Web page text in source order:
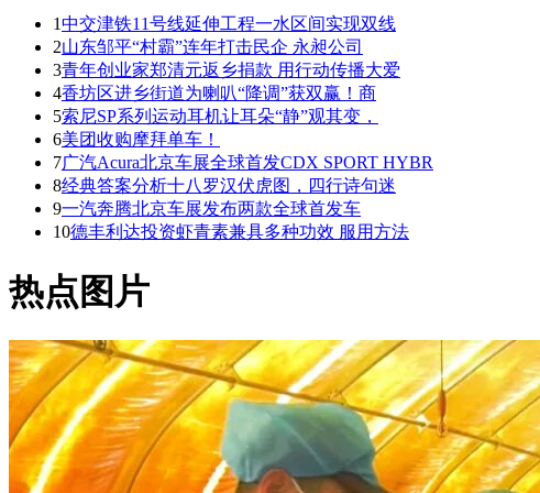
1中交津铁11号线延伸工程一水区间实现双线
2山东邹平“村霸”连年打击民企 永昶公司
3青年创业家郑清元返乡捐款 用行动传播大爱
4香坊区进乡街道为喇叭“降调”获双赢！商
5索尼SP系列运动耳机让耳朵“静”观其变，
6美团收购摩拜单车！
7广汽Acura北京车展全球首发CDX SPORT HYBR
8经典答案分析十八罗汉伏虎图，四行诗句迷
9一汽奔腾北京车展发布两款全球首发车
10德丰利达投资虾青素兼具多种功效 服用方法
热点图片